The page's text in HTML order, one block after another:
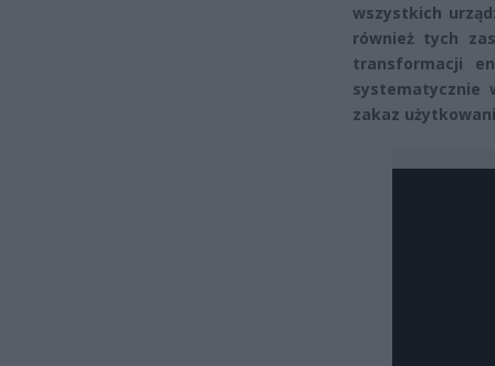
wszystkich
również tych
transformacji
systematycznie
zakaz